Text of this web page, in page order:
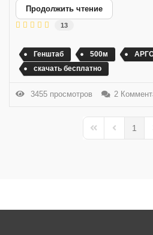
Продолжить чтение
13
Генштаб 500м
скачать бесплатно
3455 просмотров 2
First PagePrevious
1